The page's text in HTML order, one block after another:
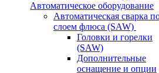
Автоматическое оборудование
Автоматическая сварка
слоем флюса (SAW)
Головки и горелки
(SAW)
Дополнительные
оснащение и опции